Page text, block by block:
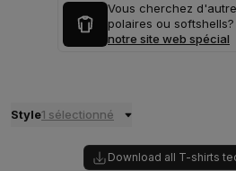
Vous cherchez
polaires ou softshells?
notre site web spécial
Style1 sélectionné
Download all T-shirts